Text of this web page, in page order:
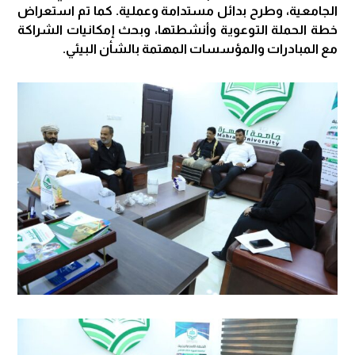
الجامعية، وطرح بدائل مستدامة وعملية. كما تم استعراض
خطة الحملة التوعوية وأنشطتها، وبحث إمكانيات الشراكة
مع المبادرات والمؤسسات المهتمة بالشأن البيئي.